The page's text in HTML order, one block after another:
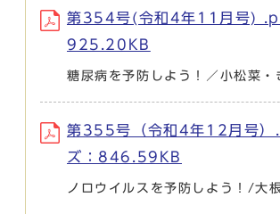
第354号(令和4年11月号)
925.20KB
糖尿病を予防しよう！／小松菜・
第355号（令和4年12月号）
ズ：846.59KB
ノロウイルスを予防しよう！/大